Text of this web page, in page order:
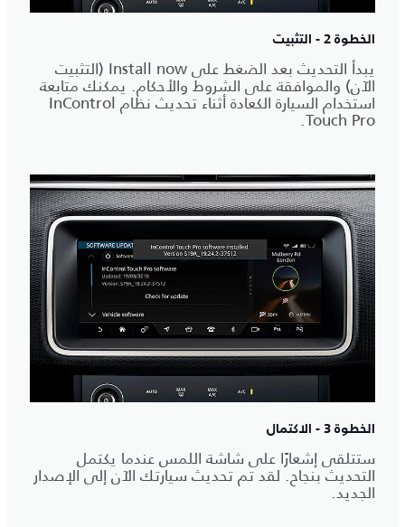
الخطوة 2 - التثبيت
يبدأ التحديث بعد الضغط على Install now (التثبيت
الآن) والموافقة على الشروط والأحكام. يمكنك متابعة
استخدام السيارة الكعادة أثناء تحديث نظام InControl
Touch Pro.
الخطوة 3 - الاكتمال
ستتلقى إشعارًا على شاشة اللمس عندما يكتمل
التحديث بنجاح. لقد تم تحديث سيارتك الآن إلى الإصدار
الجديد.